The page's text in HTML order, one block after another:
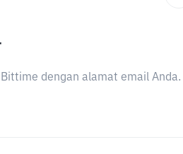
dengan alamat email Anda.